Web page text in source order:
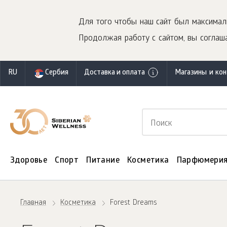
Для того чтобы наш сайт был
Продолжая работу с сайтом, вы
RU Сербия Доставка и оплата Магазины и
Здоровье Спорт Питание Косметика
Главная Косметика Forest Dreams